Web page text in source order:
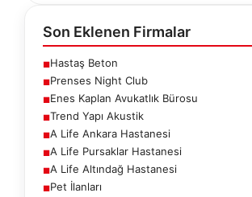
Son Eklenen Firmalar
■Hastaş Beton
■Prenses Night Club
■Enes Kaplan Avukatlık Bürosu
■Trend Yapı Akustik
■A Life Ankara Hastanesi
■A Life Pursaklar Hastanesi
■A Life Altındağ Hastanesi
■Pet İlanları